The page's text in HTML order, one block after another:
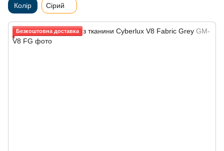
Колір Сірий
Безкоштовна доставка